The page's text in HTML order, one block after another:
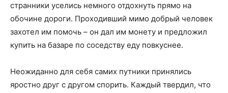
странники уселись немного отдохнуть прямо на
обочине дороги. Проходивший мимо добрый человек
захотел им помочь – он дал им монету и предложил
купить на базаре по соседству еду повкуснее.
Неожиданно для себя самих путники принялись
яростно друг с другом спорить. Каждый твердил, что